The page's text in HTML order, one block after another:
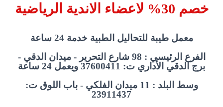
خصم 30% لاعضاء الاندية الرياضية
معمل طيبة للتحاليل الطبية خدمة 24 ساعة
الفرع الرئيسي : 98 شارع التحرير - ميدان الدقي -
برج الدقي الأداري ت: 37600411 ويعمل 24 ساعة
وسط البلد : 11 ميدان الفلكي - باب اللوق ت:
23911437